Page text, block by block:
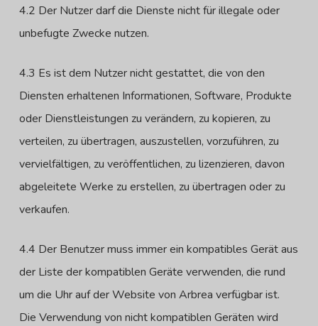
4.2 Der Nutzer darf die Dienste nicht für illegale oder
unbefugte Zwecke nutzen.
4.3 Es ist dem Nutzer nicht gestattet, die von den
Diensten erhaltenen Informationen, Software, Produkte
oder Dienstleistungen zu verändern, zu kopieren, zu
verteilen, zu übertragen, auszustellen, vorzuführen, zu
vervielfältigen, zu veröffentlichen, zu lizenzieren, davon
abgeleitete Werke zu erstellen, zu übertragen oder zu
verkaufen.
4.4 Der Benutzer muss immer ein kompatibles Gerät aus
der Liste der kompatiblen Geräte verwenden, die rund
um die Uhr auf der Website von Arbrea verfügbar ist.
Die Verwendung von nicht kompatiblen Geräten wird